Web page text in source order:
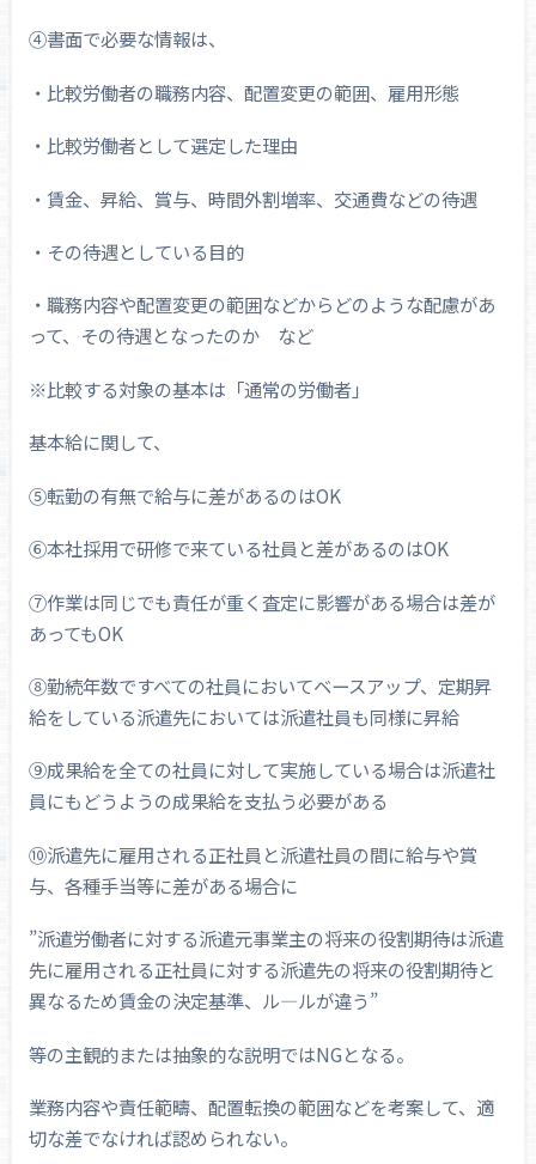
④書面で必要な情報は、
・比較労働者の職務内容、配置変更の範囲、雇用形態
・比較労働者として選定した理由
・賃金、昇給、賞与、時間外割増率、交通費などの待遇
・その待遇としている目的
・職務内容や配置変更の範囲などからどのような配慮があ
って、その待遇となったのか など
※比較する対象の基本は「通常の労働者」
基本給に関して、
⑤転勤の有無で給与に差があるのはOK
⑥本社採用で研修で来ている社員と差があるのはOK
⑦作業は同じでも責任が重く査定に影響がある場合は差が
あってもOK
⑧勤続年数ですべての社員においてベースアップ、定期昇
給をしている派遣先においては派遣社員も同様に昇給
⑨成果給を全ての社員に対して実施している場合は派遣社
員にもどうようの成果給を支払う必要がある
⑩派遣先に雇用される正社員と派遣社員の間に給与や賞
与、各種手当等に差がある場合に
”派遣労働者に対する派遣元事業主の将来の役割期待は派遣
先に雇用される正社員に対する派遣先の将来の役割期待と
異なるため賃金の決定基準、ル―ルが違う”
等の主観的または抽象的な説明ではNGとなる。
業務内容や責任範疇、配置転換の範囲などを考案して、適
切な差でなければ認められない。